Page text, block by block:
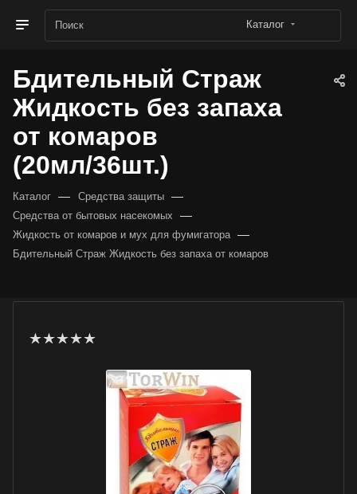
Каталог
Бдительный Страж
Жидкость без запаха
от комаров
(20мл/36шт.)
Каталог — Средства защиты —
Средства от бытовых насекомых —
Жидкость от комаров и мух для фумигатора —
Бдительный Страж Жидкость без запаха от комаров